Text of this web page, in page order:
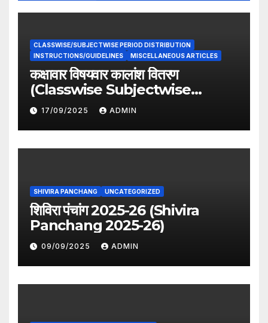
CLASSWISE/SUBJECTWISE PERIOD DISTRIBUTION
INSTRUCTIONS/GUIDELINES
MISCELLANEOUS ARTICLES
कक्षावार विषयवार कालांश वितरण
(Classwise Subjectwise
period distribution)
17/09/2025 ADMIN
SHIVIRA PANCHANG UNCATEGORIZED
शिविरा पंचांग 2025-26 (Shivira
Panchang 2025-26)
09/09/2025 ADMIN